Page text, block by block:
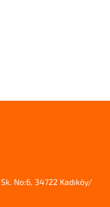
No:6, 34722 Kadıköy/